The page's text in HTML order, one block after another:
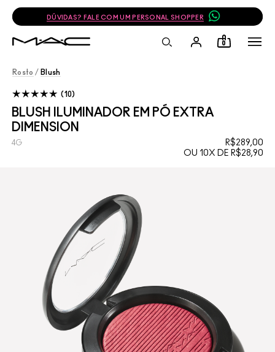
DÚVIDAS? FALE COM UM PERSONAL SHOPPER
0
Rosto / Blush
BLUSH ILUMINADOR EM PÓ EXTRA
DIMENSION
R$289,00
OU 10X DE R$28,90
4G
10